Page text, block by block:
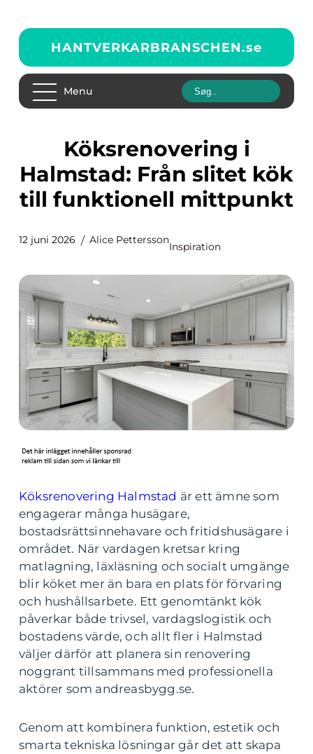
HANTVERKARBRANSCHEN.se
Menu
Köksrenovering i
Halmstad: Från slitet kök
till funktionell mittpunkt
12 juni 2026 Alice Pettersson
Inspiration
Köksrenovering Halmstad är ett ämne som
engagerar många husägare,
bostadsrättsinnehavare och fritidshusägare i
området. När vardagen kretsar kring
matlagning, läxläsning och socialt umgänge
blir köket mer än bara en plats för förvaring
och hushållsarbete. Ett genomtänkt kök
påverkar både trivsel, vardagslogistik och
bostadens värde, och allt fler i Halmstad
väljer därför att planera sin renovering
noggrant tillsammans med professionella
aktörer som andreasbygg.se.
Genom att kombinera funktion, estetik och
smarta tekniska lösningar går det att skapa